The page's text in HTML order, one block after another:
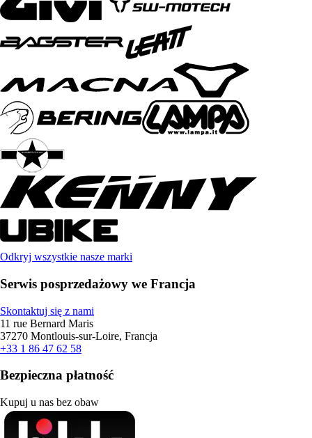
Odkryj wszystkie nasze marki
Serwis posprzedażowy we Francja
Skontaktuj się z nami
11 rue Bernard Maris
37270 Montlouis-sur-Loire, Francja
+33 1 86 47 62 58
Bezpieczna płatność
Kupuj u nas bez obaw